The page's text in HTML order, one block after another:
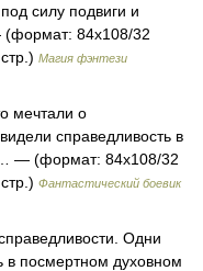
силу подвиги и
84x108/32
Магия фэнтези
мечтали о
справедливость в
— (формат: 84x108/32
Фантастический боевик
Одни
в посмертном духовном